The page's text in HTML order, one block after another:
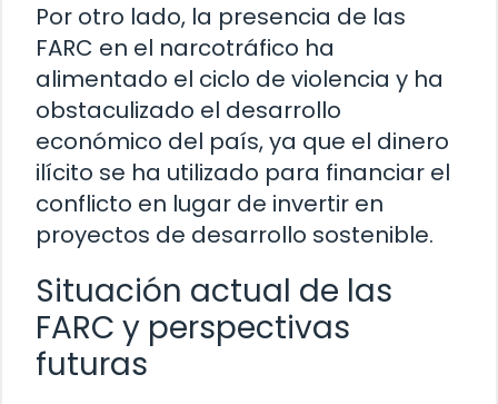
Por otro lado, la presencia de las
FARC en el narcotráfico ha
alimentado el ciclo de violencia y ha
obstaculizado el desarrollo
económico del país, ya que el dinero
ilícito se ha utilizado para financiar el
conflicto en lugar de invertir en
proyectos de desarrollo sostenible.
Situación actual de las
FARC y perspectivas
futuras